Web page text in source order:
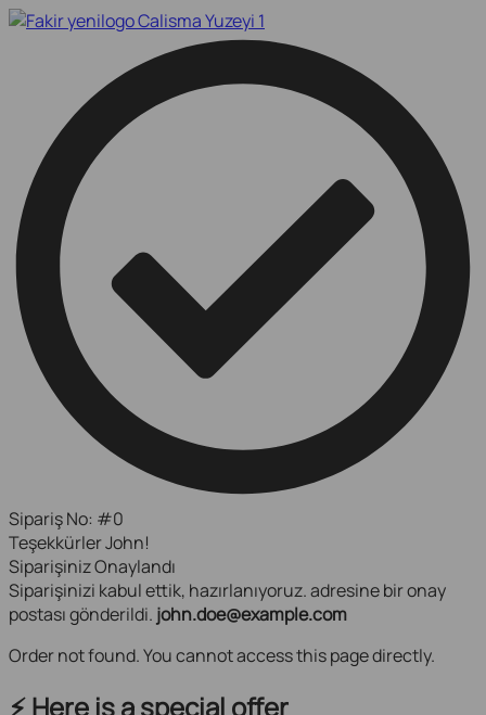
Sipariş No: #0
Teşekkürler John!
Siparişiniz Onaylandı
Siparişinizi kabul ettik, hazırlanıyoruz. adresine bir onay
postası gönderildi. john.doe@example.com
Order not found. You cannot access this page directly.
⚡ Here is a special offer